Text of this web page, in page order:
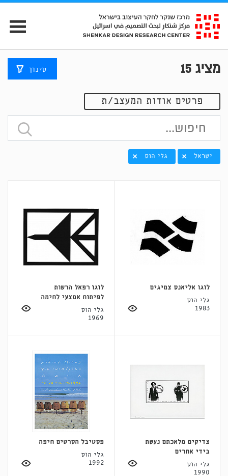
מציג 15 סינון
פרטים אודות המעצב/ת
ישראל גלי הוס
לוגו אליאנס צמיגים
גלי הוס
1983
לוגו רפאל הרשות
לפיתוח אמצעי לחימה
גלי הוס
1969
צדיקים מלאכתם נעשת
בידי אחרים
גלי הוס
1990
פסטיבל הסרטים חיפה
גלי הוס
1992